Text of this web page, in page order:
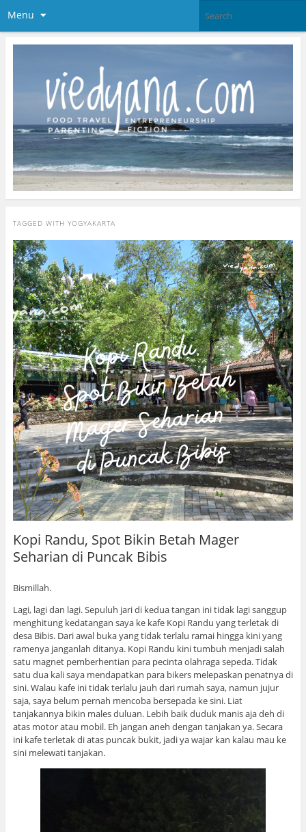
Menu
TAGGED WITH YOGYAKARTA
Kopi Randu, Spot Bikin Betah Mager
Seharian di Puncak Bibis
Bismillah.
Lagi, lagi dan lagi. Sepuluh jari di kedua tangan ini tidak lagi sanggup
menghitung kedatangan saya ke kafe Kopi Randu yang terletak di
desa Bibis. Dari awal buka yang tidak terlalu ramai hingga kini yang
ramenya janganlah ditanya. Kopi Randu kini tumbuh menjadi salah
satu magnet pemberhentian para pecinta olahraga sepeda. Tidak
satu dua kali saya mendapatkan para bikers melepaskan penatnya di
sini. Walau kafe ini tidak terlalu jauh dari rumah saya, namun jujur
saja, saya belum pernah mencoba bersepada ke sini. Liat
tanjakannya bikin males duluan. Lebih baik duduk manis aja deh di
atas motor atau mobil. Eh jangan aneh dengan tanjakan ya. Secara
ini kafe terletak di atas puncak bukit, jadi ya wajar kan kalau mau ke
sini melewati tanjakan.